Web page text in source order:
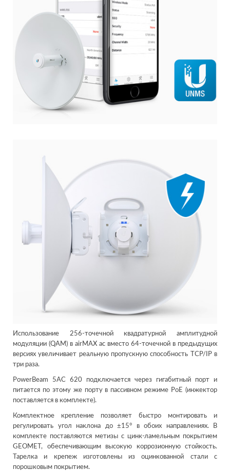
Использование 256-точечной квадратурной амплитудной
модуляции (QAM) в airMAX ac вместо 64-точечной в предыдущих
версиях увеличивает реальную пропускную способность TCP/IP в
три раза.
PowerBeam 5AC 620 подключается через гигабитный порт и
питается по этому же порту в пассивном режиме PoE (инжектор
поставляется в комплекте).
Комплектное крепление позволяет быстро монтировать и
регулировать угол наклона до ±15° в обоих направлениях. В
комплекте поставляются метизы с цинк-ламельным покрытием
GEOMET, обеспечивающим высокую коррозионную стойкость.
Тарелка и крепеж изготовлены из оцинкованной стали с
порошковым покрытием.